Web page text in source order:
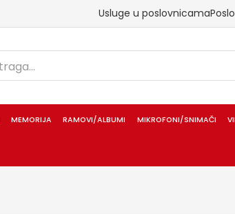
Usluge u poslovnicama
MEMORIJA RAMOVI/ALBUMI MIKROFONI/SNIMAČI